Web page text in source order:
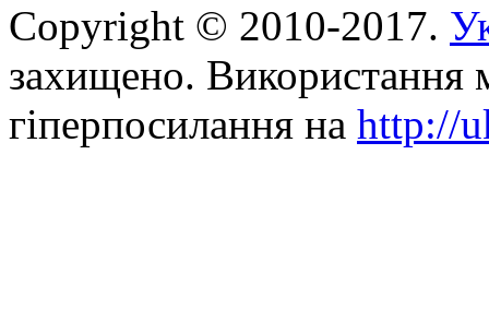
Copyright © 2010-2017.
захищено. Використання
гіперпосилання на http://